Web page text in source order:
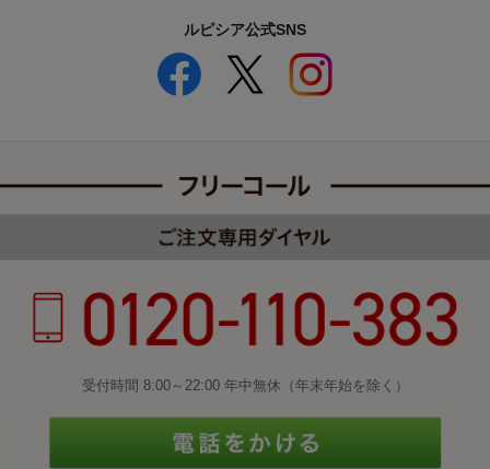
ルピシア公式SNS
受付時間 8:00～22:00 年中無休（年末年始を除く）